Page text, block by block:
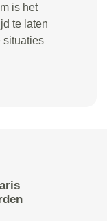
is het
te laten
situaties